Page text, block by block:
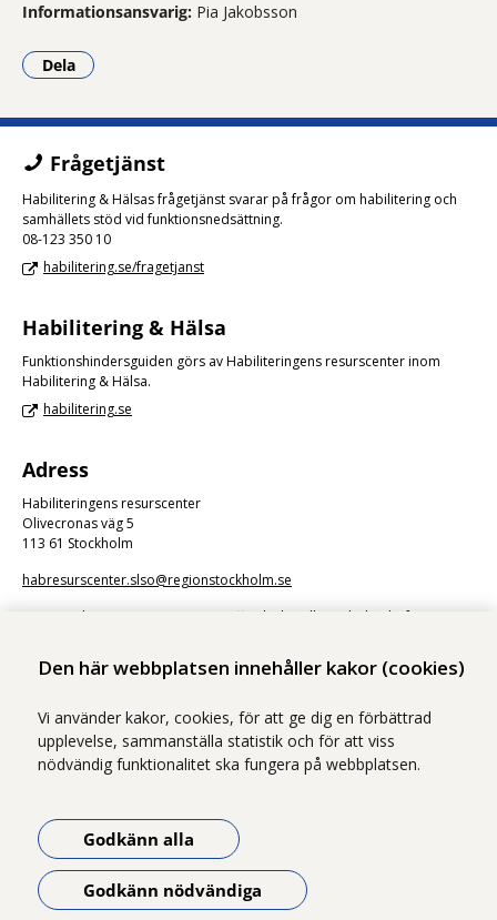
Den här webbplatsen innehåller kakor (cookies)
Vi använder kakor, cookies, för att ge dig en förbättrad
upplevelse, sammanställa statistik och för att viss
nödvändig funktionalitet ska fungera på webbplatsen.
Godkänn alla
Godkänn nödvändiga
Informationsansvarig: Pia Jakobsson
Dela
- Klicka för att öppna delningsalternativ.
Frågetjänst
Habilitering & Hälsas frågetjänst svarar på frågor om habilitering och
samhällets stöd vid funktionsnedsättning.
08-123 350 10
habilitering.se/fragetjanst
Habilitering & Hälsa
Funktionshindersguiden görs av Habiliteringens resurscenter inom
Habilitering & Hälsa.
habilitering.se
Adress
Habiliteringens resurscenter
Olivecronas väg 5
113 61 Stockholm
habresurscenter.slso@regionstockholm.se
Kommunikation via e-post är en offentlig handling. Skicka därför inte
Samtliga bilder på webbplatsen är tagna av fotograf Yanan Li om inget
annat namn anges.
Om webbplatsen